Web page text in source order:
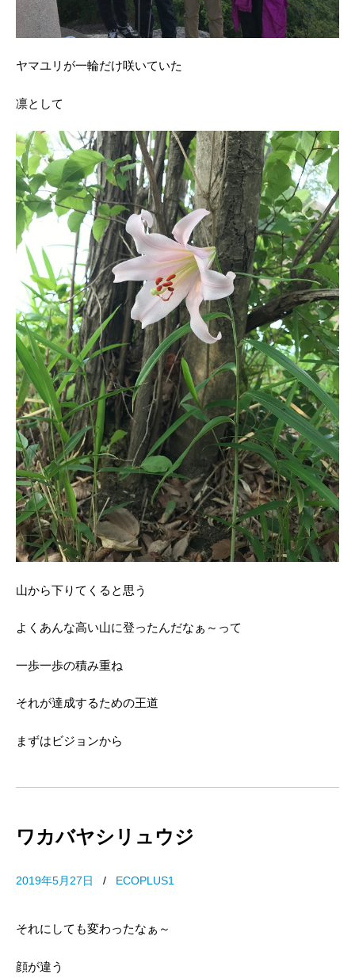
ヤマユリが一輪だけ咲いていた
凛として
山から下りてくると思う
よくあんな高い山に登ったんだなぁ～って
一歩一歩の積み重ね
それが達成するための王道
まずはビジョンから
ワカバヤシリュウジ
2019年5月27日 / ECOPLUS1
それにしても変わったなぁ～
顔が違う